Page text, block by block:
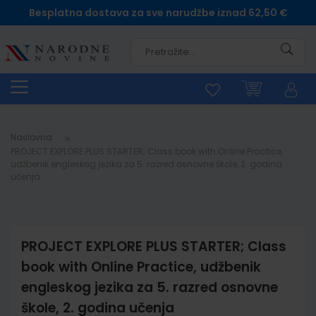
Besplatna dostava za sve narudžbe iznad 62,50 €
Naslovna
PROJECT EXPLORE PLUS STARTER; Class
book with Online Practice, udžbenik
engleskog jezika za 5. razred osnovne
škole, 2. godina učenja